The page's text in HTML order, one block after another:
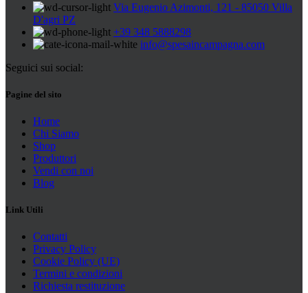
Via Eugenio Azimonti, 121 - 85050 Villa
D'agri PZ
+39 348 5888298
info@spesaincampagna.com
Seguici sui social:
Pagine del sito
Home
Chi Siamo
Shop
Produttori
Vendi con noi
Blog
Link Utili
Contatti
Privacy Policy
Cookie Policy (UE)
Termini e condizioni
Richiesta restituzione